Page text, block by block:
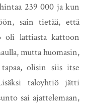
239 000 ja kun
sain tietää, että
lattiasta kattoon
mutta huomasin,
olisin siis itse
taloyhtiö jätti
sai ajattelemaan,